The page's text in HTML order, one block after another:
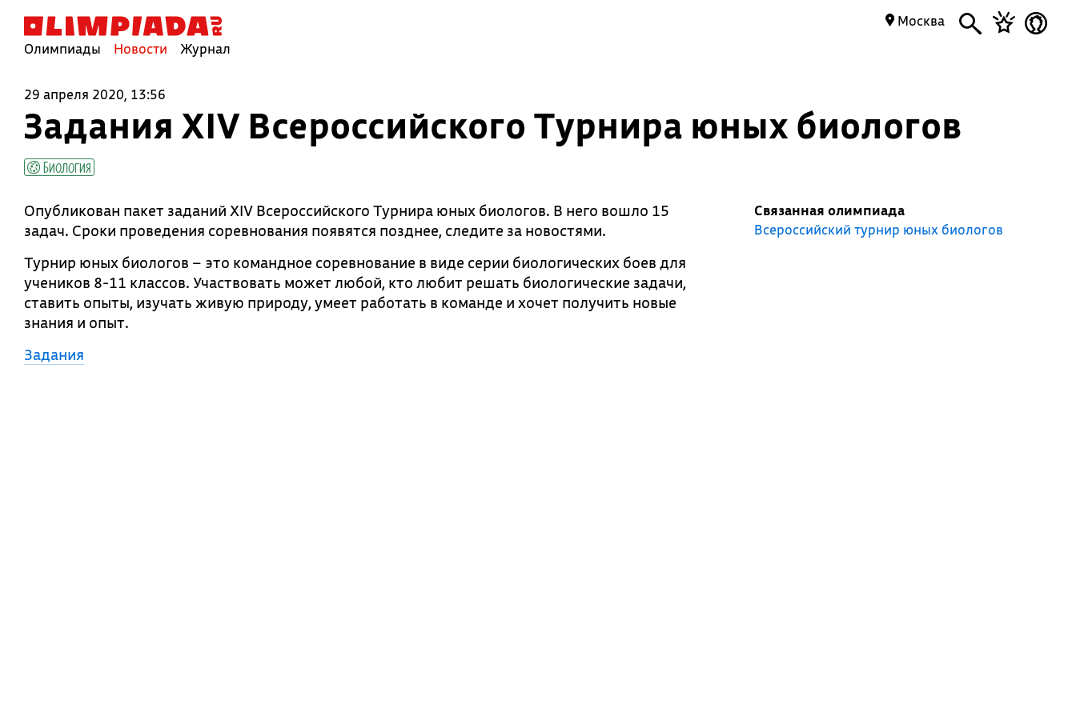
Олимпиады Новости Журнал
Москва
29 апреля 2020, 13:56
Задания XIV Всероссийского Турнира юных биологов
Биология
Опубликован пакет заданий XIV Всероссийского Турнира юных биологов. В него вошло 15
задач. Сроки проведения соревнования появятся позднее, следите за новостями.
Турнир юных биологов – это командное соревнование в виде серии биологических боев для
учеников 8-11 классов. Участвовать может любой, кто любит решать биологические задачи,
ставить опыты, изучать живую природу, умеет работать в команде и хочет получить новые
знания и опыт.
Задания
Связанная олимпиада
Всероссийский турнир юных биологов